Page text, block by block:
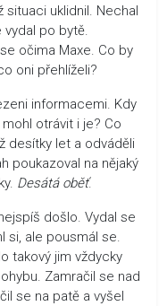
situaci uklidnil. Nechal
po bytě.
očima Maxe. Co by
oni přehlíželi?
informacemi. Kdy
otrávit i je? Co
desítky let a odváděli
poukazoval na nějaký
Desátá oběť.
došlo. Vydal se
si, ale pousmál se.
takový jim vždycky
Zamračil se nad
se na patě a vyšel